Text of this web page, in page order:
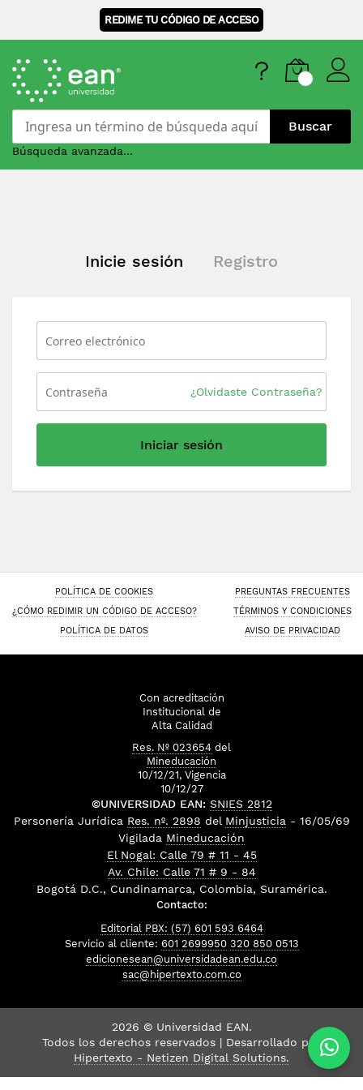
REDIME TU CÓDIGO DE ACCESO
Buscar
Búsqueda avanzada...
Inicie sesión Registro
¿Olvidaste Contraseña?
Iniciar sesión
POLÍTICA DE COOKIES
PREGUNTAS FRECUENTES
¿CÓMO REDIMIR UN CÓDIGO DE ACCESO?
TÉRMINOS Y CONDICIONES
POLÍTICA DE DATOS
AVISO DE PRIVACIDAD
Con acreditación
Institucional de
Alta Calidad
Res. Nº 023654 del
Mineducación
10/12/21, Vigencia
10/12/27
©UNIVERSIDAD EAN: SNIES 2812
Personería Jurídica Res. nº. 2898 del Minjusticia - 16/05/69
Vigilada Mineducación
El Nogal: Calle 79 # 11 - 45
Av. Chile: Calle 71 # 9 - 84
Bogotá D.C., Cundinamarca, Colombia, Suramérica.
Contacto:
Editorial PBX: (57) 601 593 6464
Servicio al cliente: 601 2699950 320 850 0513
edicionesean@universidadean.edu.co
sac@hipertexto.com.co
2026 © Universidad EAN.
Todos los derechos reservados | Desarrollado por
Hipertexto - Netizen Digital Solutions.